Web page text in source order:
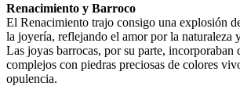
Renacimiento y Barroco
El Renacimiento trajo consigo una explosión
la joyería, reflejando el amor por la naturaleza
Las joyas barrocas, por su parte, incorporaban
complejos con piedras preciosas de colores
opulencia.